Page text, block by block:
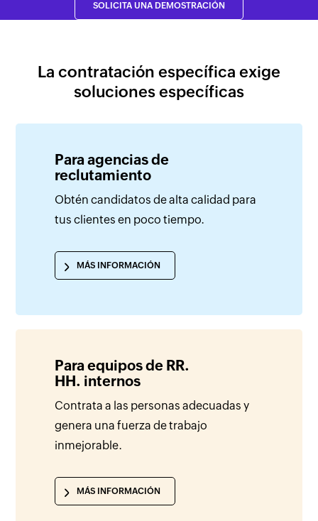
SOLICITA UNA DEMOSTRACIÓN
La contratación específica exige
soluciones específicas
Para agencias de
reclutamiento
Obtén candidatos de alta calidad para
tus clientes en poco tiempo.
MÁS INFORMACIÓN
Para equipos de RR.
HH. internos
Contrata a las personas adecuadas y
genera una fuerza de trabajo
inmejorable.
MÁS INFORMACIÓN